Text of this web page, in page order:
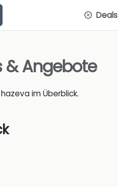
Deals
& Angebote
im Überblick.